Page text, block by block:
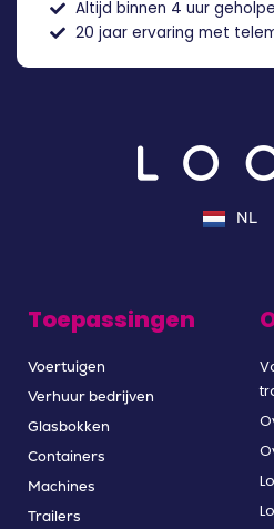
Altijd binnen 4 uur
20 jaar ervaring met
NL
EN
FR
Toepassingen
Voertuigen
Verhuur bedrijven
Glasbokken
Containers
Machines
Trailers